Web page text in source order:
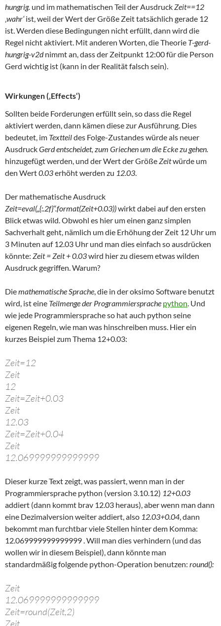
hungrig. und im mathematischen Teil der Ausdruck Zeit==12
wahr‘ist, weil der Wert der Größe Zeit tatsächlich gerade 12
ist. Werden diese Bedingungen nicht erfüllt, dann wird die
Regel nicht aktiviert. Mit anderen Worten, die Theorie T-gerd-
hungrig-v2dnimmt an, dass der Zeitpunkt 12:00 für die Person
Gerd wichtig ist (kann in der Realität falsch sein).
Wirkungen (‚Effects‘)
Sollten beide Forderungen erfüllt sein, so dass die Regel
aktiviert werden, dann kämen diese zur Ausführung. Dies
bedeutet, im Textteildes Folge-Zustandes würde als neuer
AusdruckGerd entscheidet, zum Griechen um die Ecke zu gehen.
hinzugefügt werden, und der Wert der Größe Zeitwürde um
den Wert0.03erhöht werden zu 12.03
Der mathematische Ausdruck
Zeit=eval(„{:.2f}“.format(Zeit+0.03))wirkt dabei auf den ersten
Blick etwas wild. Obwohl es hier um einen ganz simplen
Sachverhalt geht, nämlich um die Erhöhung der Zeit 12 Uhr um
3 Minuten auf 12.03 Uhr und man dies einfach so ausdrücken
könnte: Zeit = Zeit + 0.03wird hier zu diesem etwas wilden
Ausdruck gegriffen. Warum?
Diemathematische Sprache , die in der oksimo Software benutzt
wird, ist eine Teilmenge der Programmiersprache python . Und
wie jede Programmiersprache so hat auch python seine
eigenen Regeln, wie man was hinschreiben muss. Hier ein
kurzes Beispiel zum Thema 12+0.03:
Zeit=12
Zeit
12
Zeit=Zeit+0.03
Zeit
12.03
Zeit=Zeit+0.04
Zeit
12.069999999999999
Dieser kurze Text zeigt, was passiert, wenn man in der
Programmiersprache python (version 3.10.12) 12+0.03
addiert (dann kommt brav 12.03 heraus), aber wenn man dann
eine Dezimalversion weiter addiert, also 12.03+0.04 , dann
bekommt man furchtbar viele Stellen hinter dem Komma:
12.069999999999999 . Will man dies verhindern (und das
wollen wir in diesem Beispiel), dann könnte man
standardmäßig folgende python-Operation benutzen: round():
Zeit
12.069999999999999
Zeit=round(Zeit,2)
Zeit